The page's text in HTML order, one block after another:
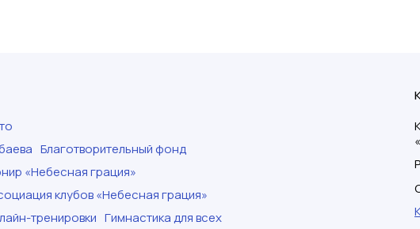
Благотворительный фонд
«Небесная грация»
клубов «Небесная грация»
тренировки Гимнастика для всех